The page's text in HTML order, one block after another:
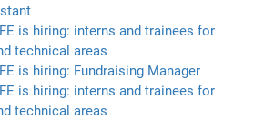
is hiring: interns and trainees for
technical areas
is hiring: Fundraising Manager
is hiring: interns and trainees for
technical areas